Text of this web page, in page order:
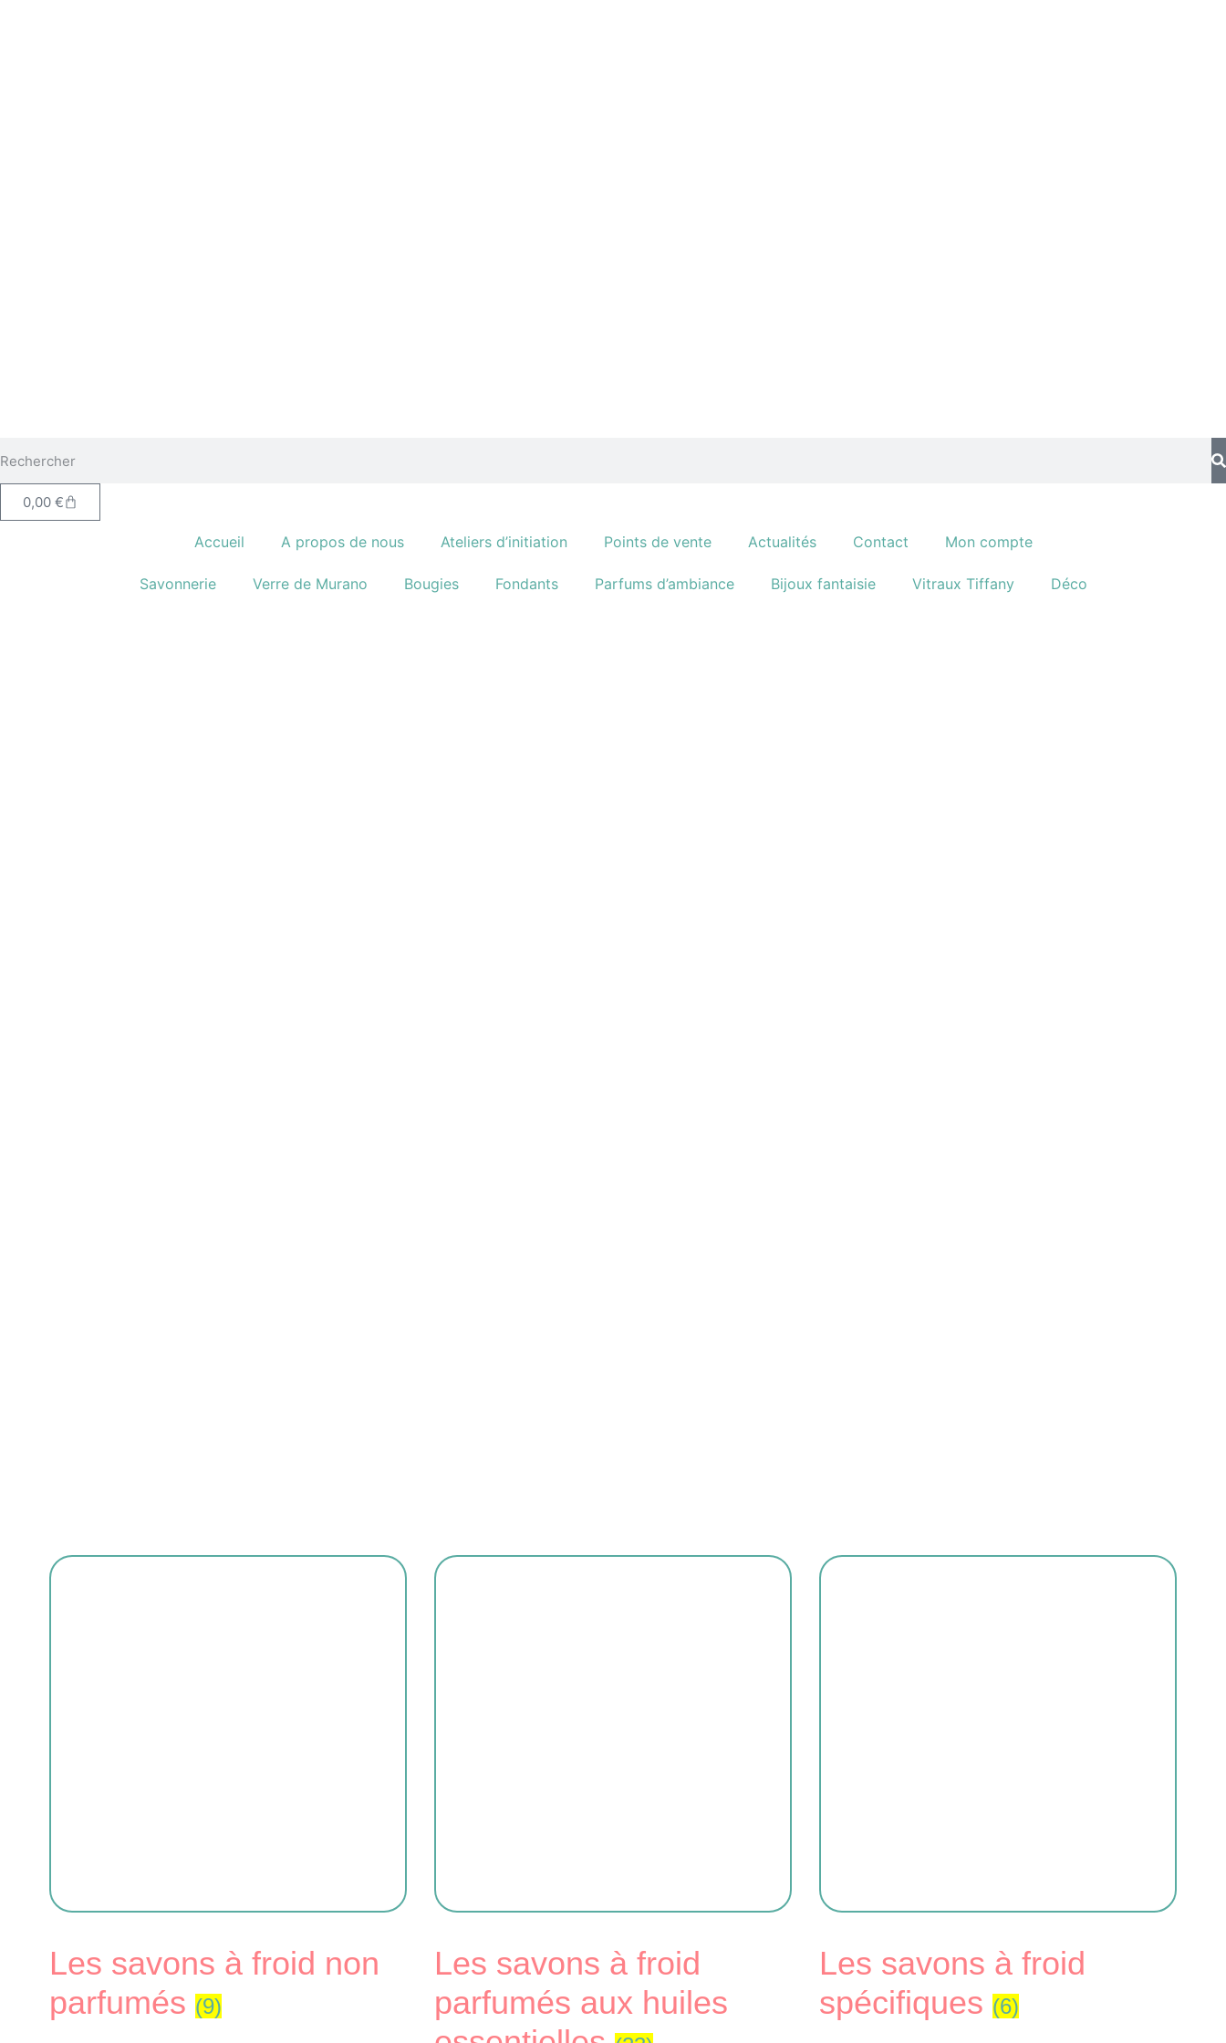
0,00 €
Accueil A propos de nous Ateliers d’initiation Points de vente Actualités Contact Mon compte
Savonnerie Verre de Murano Bougies Fondants Parfums d’ambiance Bijoux fantaisie Vitraux Tiffany Déco
Les savons à froid non
parfumés (9)
Les savons à froid
parfumés aux huiles
Les savons à froid
spécifiques(6)